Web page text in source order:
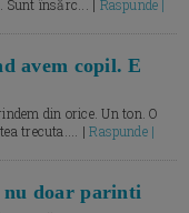
însărc... | Raspunde |
avem copil. E
din orice. Un ton. O
trecuta.... |Raspunde |
nu doar parinti